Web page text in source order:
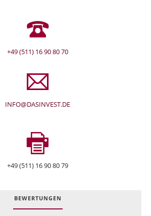
+49 (511) 16 90 80 70
INFO@DASINVEST.DE
+49 (511) 16 90 80 79
BEWERTUNGEN